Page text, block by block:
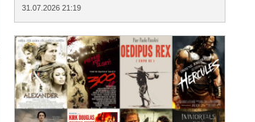
31.07.2026 21:19